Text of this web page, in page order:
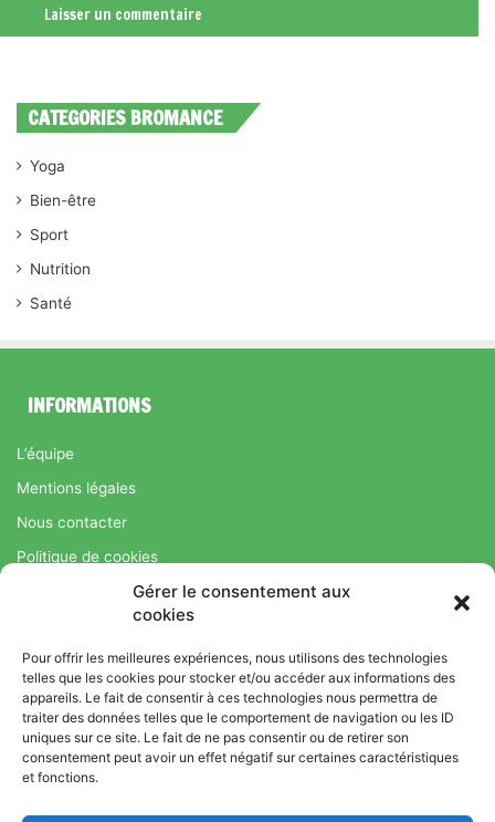
Gérer le consentement aux
cookies
Pour offrir les meilleures expériences, nous utilisons des technologies
telles que les cookies pour stocker et/ou accéder aux informations des
appareils. Le fait de consentir à ces technologies nous permettra de
traiter des données telles que le comportement de navigation ou les ID
uniques sur ce site. Le fait de ne pas consentir ou de retirer son
consentement peut avoir un effet négatif sur certaines caractéristiques
et fonctions.
CATEGORIES BROMANCE
Yoga
Bien-être
Sport
Nutrition
Santé
INFORMATIONS
L’équipe
Mentions légales
Nous contacter
Politique de cookies
Régime Savoir Maigrir.fr : La méthode Jean-Michel Cohen pour
une perte de poids durable
© Copyright 2026, Tous droits réservés |Bromance
Bien-Être : Yoga, Bien-être, Nutrition et Sport
L’équipe